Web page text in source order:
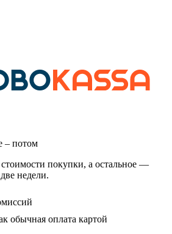
– потом
покупки, а остальное —
недели.
обычная оплата картой